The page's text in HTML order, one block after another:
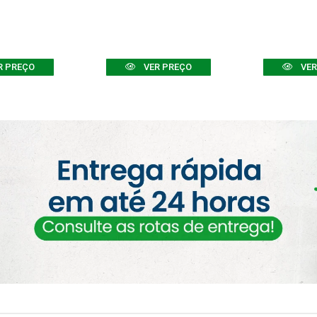
PREÇO VER PREÇO